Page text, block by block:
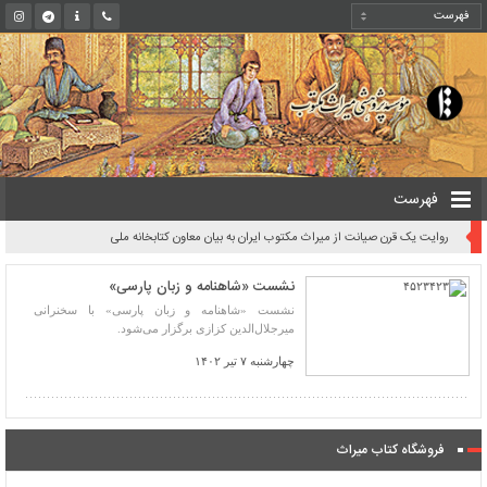
فهرست
روایت یک قرن صیانت از میراث مکتوب ایران به بیان معاون کتابخانه ملی
نشست «شاهنامه و زبان پارسی»
نشست «شاهنامه و زبان پارسی» با سخنرانی
میرجلال‌الدین کزازی برگزار می‌شود.
چهارشنبه ۷ تیر ۱۴۰۲
فروشگاه کتاب میراث